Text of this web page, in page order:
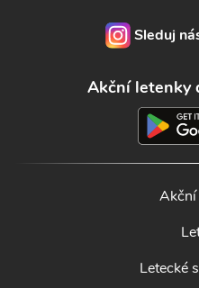
Sleduj
Akční letenky
Akční
Letecké